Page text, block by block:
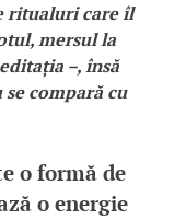
ritualuri care îl
mersul la
–, însă
compară cu
o formă de
o energie